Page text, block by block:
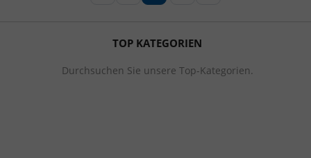
TOP KATEGORIEN
Durchsuchen Sie unsere Top-Kategorien.